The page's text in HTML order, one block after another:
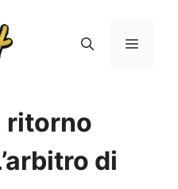
Menu
ritorno
di